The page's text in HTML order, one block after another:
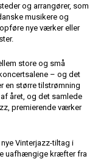
og arrangører, som
musikere og
nye værker eller
store og små
– og det
en større tilstrømning
året, og det samlede
premierende værker
Vinterjazz-tiltag i
uafhængige kræfter fra